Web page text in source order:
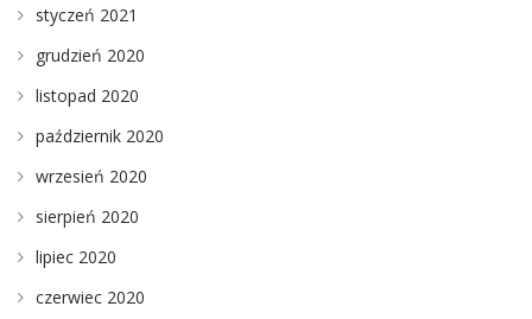
styczeń 2021
grudzień 2020
listopad 2020
październik 2020
wrzesień 2020
sierpień 2020
lipiec 2020
czerwiec 2020